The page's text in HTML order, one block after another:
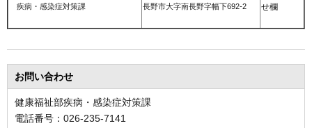
疾病・感染症対策課 長野市大字南長野字幅下692-2
せ欄
お問い合わせ
健康福祉部疾病・感染症対策課
電話番号：026-235-7141